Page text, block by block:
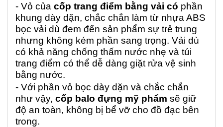
- Vỏ của cốp trang điểm bằng vải có phần
khung dày dặn, chắc chắn làm từ nhựa ABS
bọc vải dù đem đến sản phẩm sự trẻ trung
nhưng không kém phần sang trọng. Vải dù
có khả năng chống thấm nước nhẹ và túi
trang điểm có thể dễ dàng giặt rửa vệ sinh
bằng nước.
- Với phần vỏ bọc dày dặn và chắc chắn
như vậy, cốp balo đựng mỹ phẩm sẽ giữ
độ an toàn, không bị bể vỡ cho đồ đạc bên
trong.